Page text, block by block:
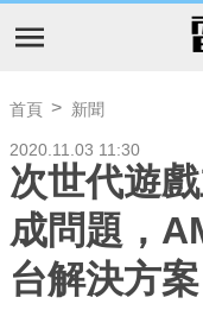
首頁 新聞
2020.11.03 11:30
次世代遊
成問題，
台解決方案